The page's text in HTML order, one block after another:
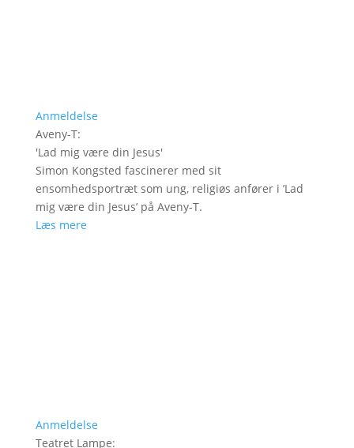
Anmeldelse
Aveny-T:
'Lad mig være din Jesus'
Simon Kongsted fascinerer med sit
ensomhedsportræt som ung, religiøs anfører i ’Lad
mig være din Jesus’ på Aveny-T.
Læs mere
Anmeldelse
Teatret Lampe: